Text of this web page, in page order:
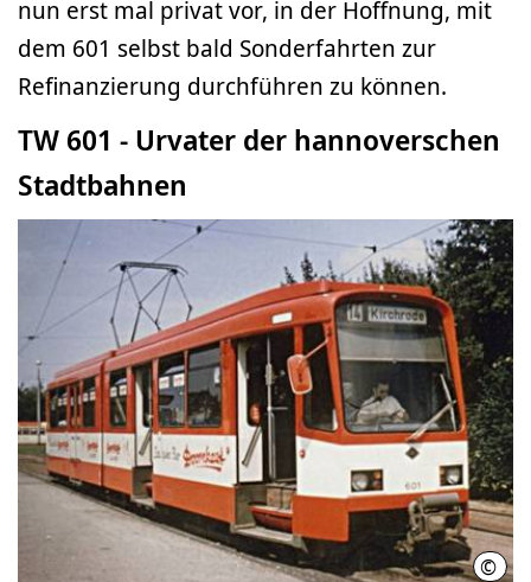
nun erst mal privat vor, in der Hoffnung, mit
dem 601 selbst bald Sonderfahrten zur
Refinanzierung durchführen zu können.
TW 601 - Urvater der hannoverschen
Stadtbahnen
©